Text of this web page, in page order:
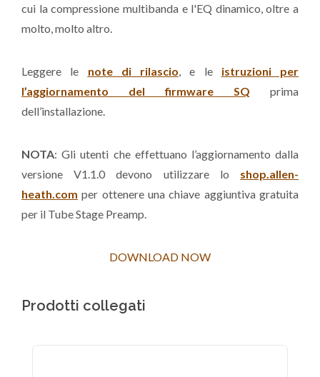
cui la compressione multibanda e l'EQ dinamico, oltre a
molto, molto altro.
Leggere le note di rilascio , e le istruzioni per
l’aggiornamento del firmware SQ prima
dell’installazione.
NOTA: Gli utenti che effettuano l’aggiornamento dalla
versione V1.1.0 devono utilizzare lo shop.allen-
heath.com per ottenere una chiave aggiuntiva gratuita
per il Tube Stage Preamp.
DOWNLOAD NOW
Prodotti collegati